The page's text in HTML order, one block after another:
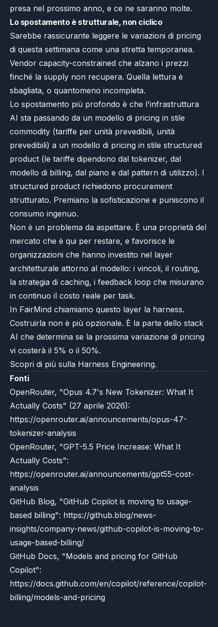
presa nel prossimo anno, e ce ne saranno molte.
Lo spostamento è strutturale, non ciclico
Sarebbe rassicurante leggere le variazioni di pricing
di questa settimana come una stretta temporanea.
Vendor capacity-constrained che alzano i prezzi
finché la supply non recupera. Quella lettura è
sbagliata, o quantomeno incompleta.
Lo spostamento più profondo è che l'infrastruttura
AI sta passando da un modello di pricing in stile
commodity (tariffe per unità prevedibili, unità
prevedibili) a un modello di pricing in stile structured
product (le tariffe dipendono dal tokenizer, dal
modello di billing, dal piano e dal pattern di utilizzo). I
structured product richiedono procurement
strutturato. Premiano la sofisticazione e puniscono il
consumo ingenuo.
Non è un problema da aspettare. È una proprietà del
mercato che è qui per restare, e favorisce le
organizzazioni che hanno investito nel layer
architetturale attorno al modello: i vincoli, il routing,
la strategia di caching, i feedback loop che misurano
in continuo il costo reale per task.
In FairMind chiamiamo questo layer la harness.
Costruirla non è più opzionale. È la parte dello stack
AI che determina se la prossima variazione di pricing
vi costerà il 5% o il 50%.
Scopri di più sulla Harness Engineering.
Fonti
OpenRouter, "Opus 4.7's New Tokenizer: What It
Actually Costs" (27 aprile 2026):
https://openrouter.ai/announcements/opus-47-
tokenizer-analysis
OpenRouter, "GPT-5.5 Price Increase: What It
Actually Costs":
https://openrouter.ai/announcements/gpt55-cost-
analysis
GitHub Blog, "GitHub Copilot is moving to usage-
based billing": https://github.blog/news-
insights/company-news/github-copilot-is-moving-to-
usage-based-billing/
GitHub Docs, "Models and pricing for GitHub
Copilot":
https://docs.github.com/en/copilot/reference/copilot-
billing/models-and-pricing